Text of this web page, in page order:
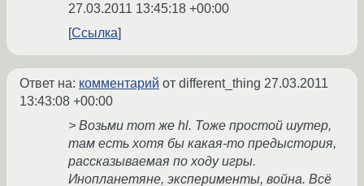
27.03.2011 13:45:18 +00:00
Ссылка
Ответ на: комментарий от different_thing 27.03.2011
13:43:08 +00:00
> Возьми тот же hl. Тоже простой шутер,
там есть хотя бы какая-то предыстория,
рассказываемая по ходу игры.
Инопланетяне, эксперименты, война. Всё